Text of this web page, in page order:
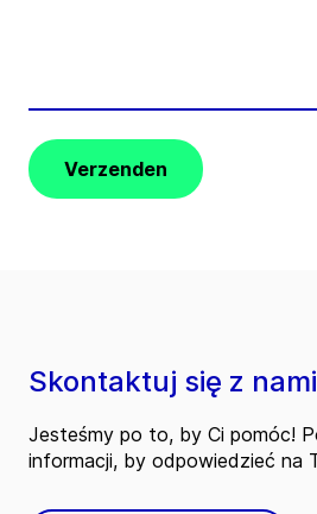
Verzenden
Skontaktuj się z nami
Jesteśmy po to, by Ci pomóc!
informacji, by odpowiedzieć na